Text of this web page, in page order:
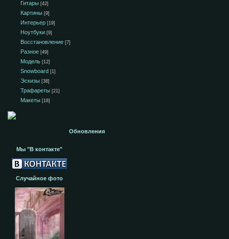
Гитары [42]
Картины [9]
Интерьер [19]
Ноутбуки [9]
Восстановление [7]
Разное [49]
Модель [12]
Snowboard [1]
Эскизы [38]
Трафареты [21]
Макеты [18]
Обновления
Мы "В контакте"
Случайное фото